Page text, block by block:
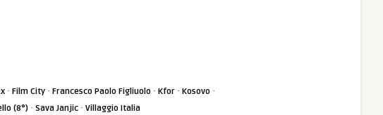
· Film City · Francesco Paolo Figliuolo · Kfor · Kosovo ·
(8°) · Sava Janjic · Villaggio Italia